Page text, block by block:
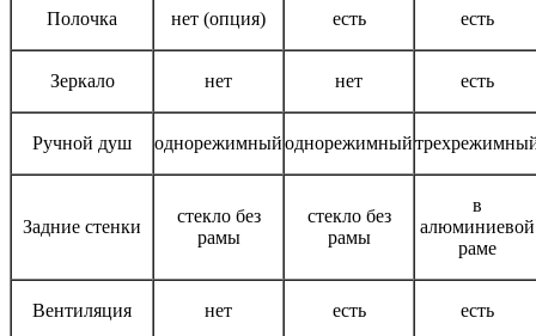
Полочка нет (опция) есть есть
Зеркало нет нет есть
Ручной душ однорежимныйоднорежимный
Задние стенки
стекло без
рамы
стекло без
рамы
в
алюминиевой
раме
Вентиляция нет есть есть